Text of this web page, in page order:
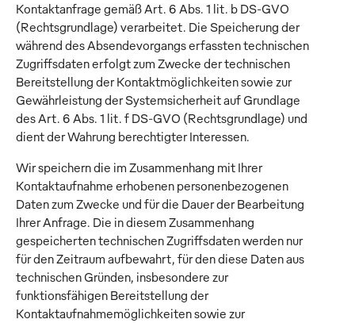
Kontaktanfrage gemäß Art. 6 Abs. 1 lit. b DS-GVO
(Rechtsgrundlage) verarbeitet. Die Speicherung der
während des Absendevorgangs erfassten technischen
Zugriffsdaten erfolgt zum Zwecke der technischen
Bereitstellung der Kontaktmöglichkeiten sowie zur
Gewährleistung der Systemsicherheit auf Grundlage
des Art. 6 Abs. 1 lit. f DS-GVO (Rechtsgrundlage) und
dient der Wahrung berechtigter Interessen.
Wir speichern die im Zusammenhang mit Ihrer
Kontaktaufnahme erhobenen personenbezogenen
Daten zum Zwecke und für die Dauer der Bearbeitung
Ihrer Anfrage. Die in diesem Zusammenhang
gespeicherten technischen Zugriffsdaten werden nur
für den Zeitraum aufbewahrt, für den diese Daten aus
technischen Gründen, insbesondere zur
funktionsfähigen Bereitstellung der
Kontaktaufnahmemöglichkeiten sowie zur